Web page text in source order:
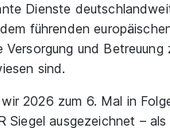
Dienste
führenden
und Betreuung
sind.
2026 zum 6. Mal in
Siegel ausgezeichnet –